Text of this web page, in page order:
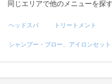
同じエリアで他のメニューを探す
ヘッドスパ トリートメント
シャンプー・ブロー、アイロンセット